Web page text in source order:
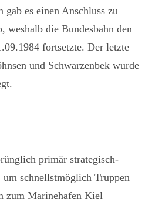
es einen Anschluss zu
weshalb die Bundesbahn den
fortsetzte. Der letzte
und Schwarzenbek wurde
primär strategisch-
schnellstmöglich Truppen
zum Marinehafen Kiel